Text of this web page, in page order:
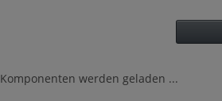
Komponenten werden geladen ...